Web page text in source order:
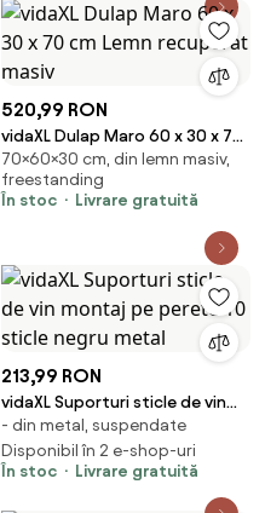
520,99 RON
vidaXL Dulap Maro 60 x 30 x 70
cm Lemn recuperat masiv
70×60×30 cm, din lemn masiv,
freestanding
În stoc
Livrare gratuită
213,99 RON
vidaXL Suporturi sticle de vin
montaj pe perete 10 sticle
negru metal
- din metal, suspendate
Disponibil în 2 e-shop-uri
În stoc
Livrare gratuită